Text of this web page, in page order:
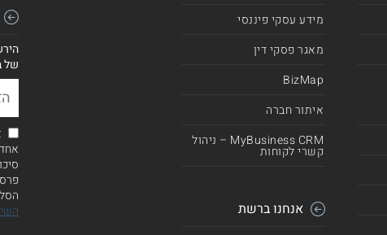
מידע עסקי פיננסי
מאגר פסקי דין
BizMap
איתור חברה
MyBusiness CRM – ניהול
קשרי לקוחות
אנחנו ברשת
של